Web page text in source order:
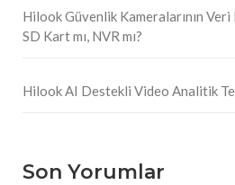
Hilook Güvenlik Kameralarının
SD Kart mı, NVR mı?
Hilook AI Destekli Video Analitik
Son Yorumlar